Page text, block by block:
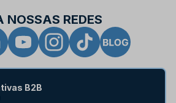
NOSSAS REDES
B2B